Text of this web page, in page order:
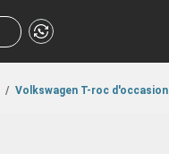
/ Volkswagen T-roc d'occasion